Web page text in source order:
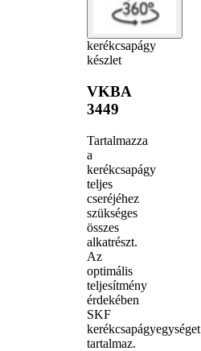
kerékcsapágy
készlet
VKBA
3449
Tartalmazza
a
kerékcsapágy
teljes
cseréjéhez
szükséges
összes
alkatrészt.
Az
optimális
teljesítmény
érdekében
SKF
kerékcsapágyegységet
tartalmaz.